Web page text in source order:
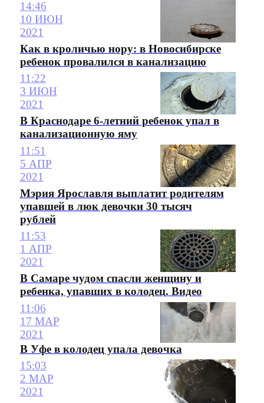
14:46
10 ИЮН
2021
Как в кроличью нору: в Новосибирске
ребенок провалился в канализацию
11:22
3 ИЮН
2021
В Краснодаре 6-летний ребенок упал в
канализационную яму
11:51
5 АПР
2021
Мэрия Ярославля выплатит родителям
упавшей в люк девочки 30 тысяч
рублей
11:53
1 АПР
2021
В Самаре чудом спасли женщину и
ребенка, упавших в колодец. Видео
11:06
17 МАР
2021
В Уфе в колодец упала девочка
15:03
2 МАР
2021